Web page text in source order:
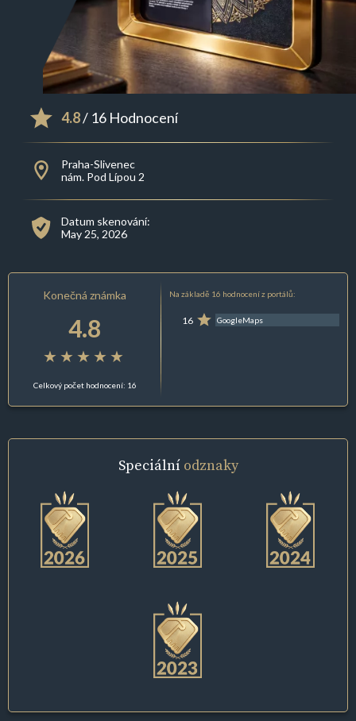
4.8/ 16 Hodnocení
Praha-Slivenec
nám. Pod Lípou 2
Datum skenování:
May 25, 2026
Konečná známka
4.8
Celkový počet hodnocení: 16
Na základě 16 hodnocení z portálů:
16 GoogleMaps
Speciální odznaky